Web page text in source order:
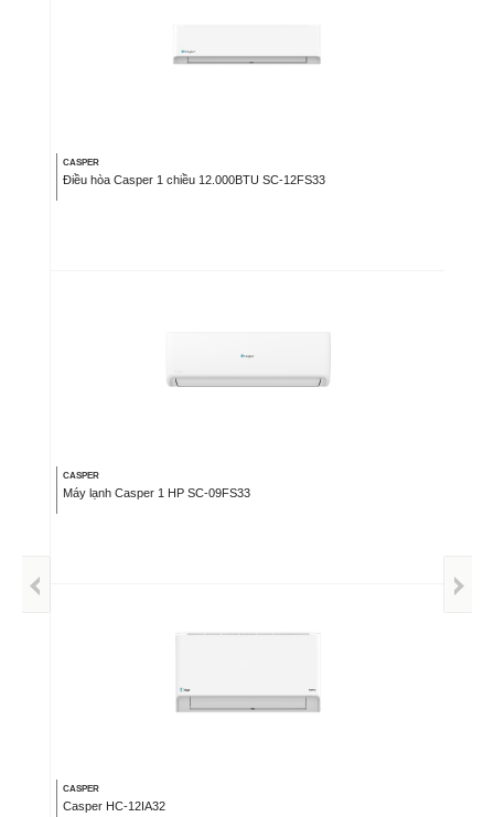
CASPER
Điều hòa Casper 1 chiều 12.000BTU SC-12FS33
CASPER
Máy lạnh Casper 1 HP SC-09FS33
CASPER
Casper HC-12IA32